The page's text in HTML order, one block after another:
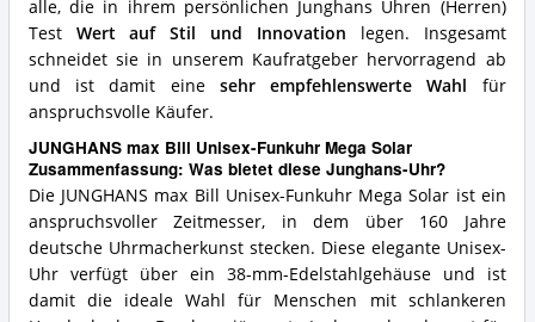
alle, die in ihrem persönlichen Junghans Uhren (Herren)
Test Wert auf Stil und Innovation legen. Insgesamt
schneidet sie in unserem Kaufratgeber hervorragend ab
und ist damit eine sehr empfehlenswerte Wahl für
anspruchsvolle Käufer.
JUNGHANS max Bill Unisex-Funkuhr Mega Solar
Zusammenfassung: Was bietet diese Junghans-Uhr?
Die JUNGHANS max Bill Unisex-Funkuhr Mega Solar ist ein
anspruchsvoller Zeitmesser, in dem über 160 Jahre
deutsche Uhrmacherkunst stecken. Diese elegante Unisex-
Uhr verfügt über ein 38-mm-Edelstahlgehäuse und ist
damit die ideale Wahl für Menschen mit schlankeren